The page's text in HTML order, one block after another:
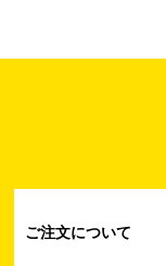
ご注文について